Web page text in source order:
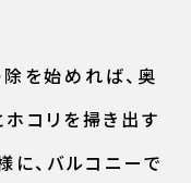
を始めれば、奥
コリを掃き出す
に、バルコニーで